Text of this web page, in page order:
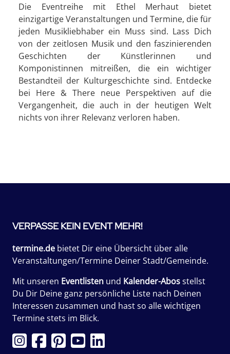
Die Eventreihe mit Ethel Merhaut bietet
einzigartige Veranstaltungen und Termine, die für
jeden Musikliebhaber ein Muss sind. Lass Dich
von der zeitlosen Musik und den faszinierenden
Geschichten der Künstlerinnen und
Komponistinnen mitreißen, die ein wichtiger
Bestandteil der Kulturgeschichte sind. Entdecke
bei Here & There neue Perspektiven auf die
Vergangenheit, die auch in der heutigen Welt
nichts von ihrer Relevanz verloren haben.
VERPASSE KEIN EVENT MEHR!
termine.de bietet Dir eine Übersicht über alle
Veranstaltungen/Termine Deiner Stadt/Gemeinde.
Mit unseren Eventlisten und Kalender-Abosstellst
Du Dir Deine ganz persönliche Liste nach Deinen
Interessen zusammen und hast so alle wichtigen
Termine stets im Blick.